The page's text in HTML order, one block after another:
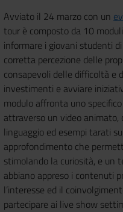
Avviato il 24 marzo con un
tour è composto da 10
informare i giovani studenti
corretta percezione delle
consapevoli delle difficoltà e
investimenti e avviare
modulo affronta uno
attraverso un video animato,
linguaggio ed esempi tarati
approfondimento che
stimolando la curiosità, e un
abbiano appreso i contenuti
l’interesse ed il
partecipare ai live show